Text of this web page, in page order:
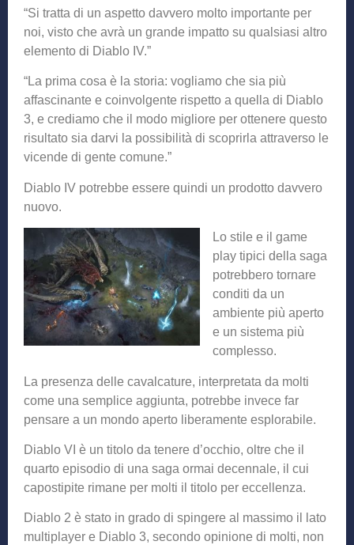
“Si tratta di un aspetto davvero molto importante per
noi, visto che avrà un grande impatto su qualsiasi altro
elemento di Diablo IV.”
“La prima cosa è la storia: vogliamo che sia più
affascinante e coinvolgente rispetto a quella di Diablo
3, e crediamo che il modo migliore per ottenere questo
risultato sia darvi la possibilità di scoprirla attraverso le
vicende di gente comune.”
Diablo IV potrebbe essere quindi un prodotto davvero
nuovo.
Lo stile e il game
play tipici della saga
potrebbero tornare
conditi da un
ambiente più aperto
e un sistema più
complesso.
La presenza delle cavalcature, interpretata da molti
come una semplice aggiunta, potrebbe invece far
pensare a un mondo aperto liberamente esplorabile.
Diablo VI è un titolo da tenere d’occhio, oltre che il
quarto episodio di una saga ormai decennale, il cui
capostipite rimane per molti il titolo per eccellenza.
Diablo 2 è stato in grado di spingere al massimo il lato
multiplayer e Diablo 3, secondo opinione di molti, non